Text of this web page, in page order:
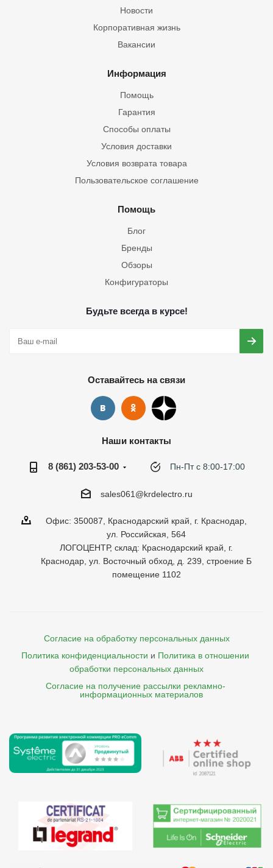
Новости
Корпоративная жизнь
Вакансии
Информация
Помощь
Гарантия
Способы оплаты
Условия доставки
Условия возврата товара
Пользовательское соглашение
Помощь
Блог
Бренды
Обзоры
Конфигураторы
Будьте всегда в курсе!
Оставайтесь на связи
Наши контакты
8 (861) 203-53-00 Пн-Пт с 8:00-17:00
sales061@krdelectro.ru
Офис: 350087, Краснодарский край, г. Краснодар,
ул. Российская, 564
ЛОГОЦЕНТР, склад: Краснодарский край, г.
Краснодар, ул. Восточный обход, д. 239, строение Б
помещение 1102
Согласие на обработку персональных данных
Политика конфиденциальности и Политика в отношении
обработки персональных данных
Согласие на получение рассылки рекламно-
    информационных материалов